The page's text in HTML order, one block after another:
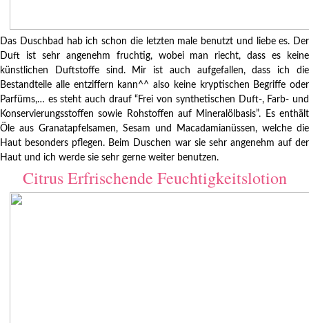
Das Duschbad hab ich schon die letzten male benutzt und liebe es. Der
Duft ist sehr angenehm fruchtig, wobei man riecht, dass es keine
künstlichen Duftstoffe sind. Mir ist auch aufgefallen, dass ich die
Bestandteile alle entziffern kann^^ also keine kryptischen Begriffe oder
Parfüms,… es steht auch drauf “Frei von synthetischen Duft-, Farb- und
Konservierungsstoffen sowie Rohstoffen auf Mineralölbasis”. Es enthält
Öle aus Granatapfelsamen, Sesam und Macadamianüssen, welche die
Haut besonders pflegen. Beim Duschen war sie sehr angenehm auf der
Haut und ich werde sie sehr gerne weiter benutzen.
Citrus Erfrischende Feuchtigkeitslotion